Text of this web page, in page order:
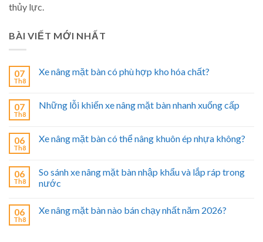
thủy lực.
BÀI VIẾT MỚI NHẤT
07
Th8
Xe nâng mặt bàn có phù hợp kho hóa chất?
07
Th8
Những lỗi khiến xe nâng mặt bàn nhanh xuống cấp
06
Th8
Xe nâng mặt bàn có thể nâng khuôn ép nhựa không?
06
Th8
So sánh xe nâng mặt bàn nhập khẩu và lắp ráp trong
nước
06
Th8
Xe nâng mặt bàn nào bán chạy nhất năm 2026?